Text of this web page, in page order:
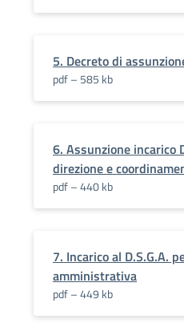
5. Decreto di
pdf – 585 kb
6. Assunzione incarico
direzione e
pdf – 440 kb
7. Incarico al D.S.G.A.
amministrativa
pdf – 449 kb